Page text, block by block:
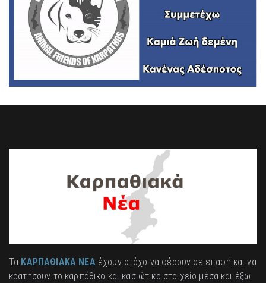
Τα ΚΑΡΠΑΘΙΑΚΑ ΝΕΑέχουν στόχο να φέρουν σε επαφή και να
κρατήσουν το καρπάθικο και κασιώτικο στοιχείο μέσα και έξω